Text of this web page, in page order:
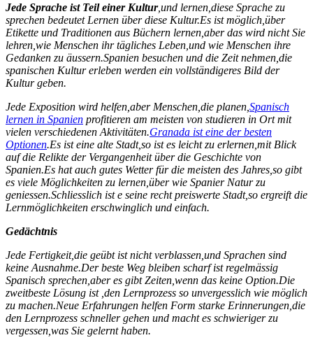
Jede Sprache ist Teil einer Kultur,und lernen,diese Sprache zu
sprechen bedeutet Lernen über diese Kultur.Es ist möglich,über
Etikette und Traditionen aus Büchern lernen,aber das wird nicht Sie
lehren,wie Menschen ihr tägliches Leben,und wie Menschen ihre
Gedanken zu äussern.Spanien besuchen und die Zeit nehmen,die
spanischen Kultur erleben werden ein vollständigeres Bild der
Kultur geben.
Jede Exposition wird helfen,aber Menschen,die planen, Spanisch
lernen in Spanien profitieren am meisten von studieren in Ort mit
vielen verschiedenen Aktivitäten.Granada ist eine der besten
Optionen.Es ist eine alte Stadt,so ist es leicht zu erlernen,mit Blick
auf die Relikte der Vergangenheit über die Geschichte von
Spanien.Es hat auch gutes Wetter für die meisten des Jahres,so gibt
es viele Möglichkeiten zu lernen,über wie Spanier Natur zu
geniessen.Schliesslich ist e seine recht preiswerte Stadt,so ergreift die
Lernmöglichkeiten erschwinglich und einfach.
Gedächtnis
Jede Fertigkeit,die geübt ist nicht verblassen,und Sprachen sind
keine Ausnahme.Der beste Weg bleiben scharf ist regelmässig
Spanisch sprechen,aber es gibt Zeiten,wenn das keine Option.Die
zweitbeste Lösung ist ,den Lernprozess so unvergesslich wie möglich
zu machen.Neue Erfahrungen helfen Form starke Erinnerungen,die
den Lernprozess schneller gehen und macht es schwieriger zu
vergessen,was Sie gelernt haben.